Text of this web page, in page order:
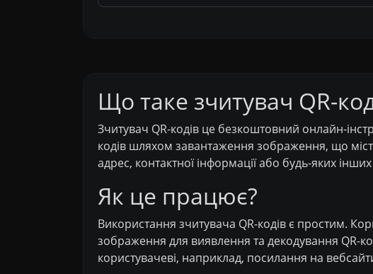
Що таке зчитувач QR-
Зчитувач QR-кодів це безкоштовний онлайн-
кодів шляхом завантаження зображення, що
адрес, контактної інформації або будь-яких
Як це працює?
Використання зчитувача QR-кодів є простим.
зображення для виявлення та декодування QR-
користувачеві, наприклад, посилання на